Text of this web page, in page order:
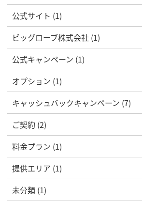
公式サイト (1)
ビッグローブ株式会社 (1)
公式キャンペーン (1)
オプション (1)
キャッシュバックキャンペーン (7)
ご契約 (2)
料金プラン (1)
提供エリア (1)
未分類 (1)